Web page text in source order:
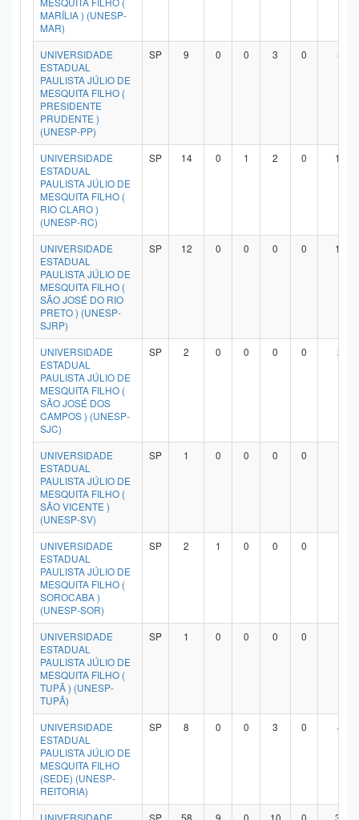
MARÍLIA ) (UNESP-
MAR)
UNIVERSIDADE
ESTADUAL
PAULISTA JÚLIO DE
MESQUITA FILHO (
PRESIDENTE
PRUDENTE )
(UNESP-PP)
SP 9 0 0 3 0 5
UNIVERSIDADE
ESTADUAL
PAULISTA JÚLIO DE
MESQUITA FILHO (
RIO CLARO )
(UNESP-RC)
SP 14 0 1 2 0 10
UNIVERSIDADE
ESTADUAL
PAULISTA JÚLIO DE
MESQUITA FILHO (
SÃO JOSÉ DO RIO
PRETO ) (UNESP-
SJRP)
SP 12 0 0 0 0 11
UNIVERSIDADE
ESTADUAL
PAULISTA JÚLIO DE
MESQUITA FILHO (
SÃO JOSÉ DOS
CAMPOS ) (UNESP-
SJC)
SP 2 0 0 0 0 2
UNIVERSIDADE
ESTADUAL
PAULISTA JÚLIO DE
MESQUITA FILHO (
SÃO VICENTE )
(UNESP-SV)
SP 1 0 0 0 0
UNIVERSIDADE
ESTADUAL
PAULISTA JÚLIO DE
MESQUITA FILHO (
SOROCABA )
(UNESP-SOR)
SP 2 1 0 0 0
UNIVERSIDADE
ESTADUAL
PAULISTA JÚLIO DE
MESQUITA FILHO (
TUPÃ ) (UNESP-
TUPÃ)
SP 1 0 0 0 0
UNIVERSIDADE
ESTADUAL
PAULISTA JÚLIO DE
MESQUITA FILHO
(SEDE) (UNESP-
REITORIA)
SP 8 0 0 3 0 4
UNIVERSIDADE SP 58 9 0 10 0 37